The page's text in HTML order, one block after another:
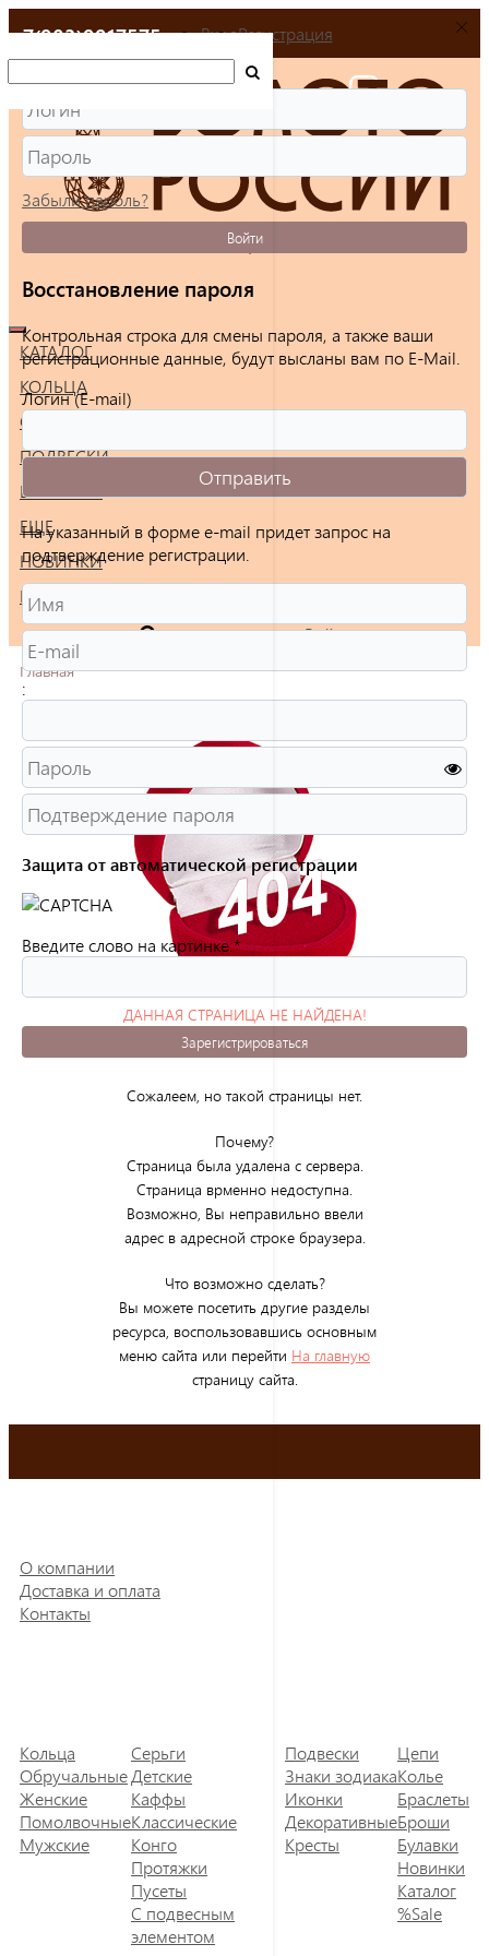
+7(903)9917575
КАТАЛОГ
КОЛЬЦА
СЕРЬГИ
ПОДВЕСКИ
БРАСЛЕТЫ
ЕЩЕ
НОВИНКИ
РАСПРОДАЖА
Войти
Главная
ДАННАЯ СТРАНИЦА НЕ НАЙДЕНА!
(ОШИБКА 404)
Сожалеем, но такой страницы нет.
Почему?
Страница была удалена с сервера.
Страница врменно недоступна.
Возможно, Вы неправильно ввели
адрес в адресной строке браузера.
Что возможно сделать?
Вы можете посетить другие разделы
ресурса, воспользовавшись основным
меню сайта или перейти На главную
страницу сайта.
О компании
Доставка и оплата
Контакты
Кольца
Обручальные
Женские
Помолвочные
Мужские
Серьги
Детские
Каффы
Классические
Конго
Протяжки
Пусеты
С подвесным
элементом
Подвески
Знаки зодиака
Иконки
Декоративные
Кресты
Цепи
Колье
Браслеты
Броши
Булавки
Новинки
Каталог
%Sale
ВходРегистрация
Забыли пароль?
Войти
Восстановление пароля
Контрольная строка для смены пароля, а также ваши
регистрационные данные, будут высланы вам по E-Mail.
Логин (E-mail)
На указанный в форме e-mail придет запрос на
подтверждение регистрации.
:
Защита от автоматической регистрации
Введите слово на картинке:*
Зарегистрироваться